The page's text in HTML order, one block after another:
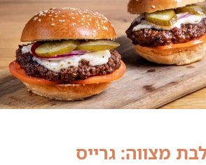
מצווה: גרייס